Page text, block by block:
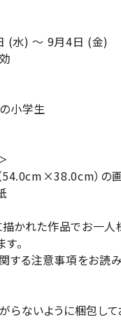
(水) ～ 9月4日 (金)
小学生
54.0cm×38.0cm）の画
かれた作品でお一人
。
する注意事項をお読
らないように梱包して